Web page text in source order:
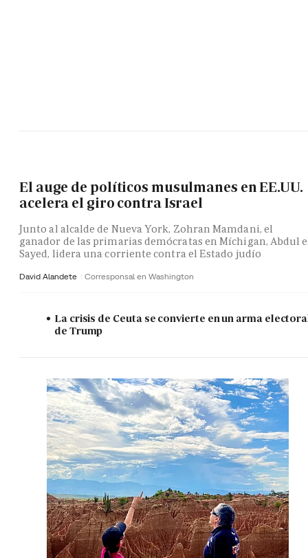
El auge de políticos musulmanes en EE.UU.
acelera el giro contra Israel
Junto al alcalde de Nueva York, Zohran Mamdani, el
ganador de las primarias demócratas en Míchigan, Abdul
Sayed, lidera una corriente contra el Estado judío
David Alandete Corresponsal en Washington
La crisis de Ceuta se convierte en un arma
de Trump